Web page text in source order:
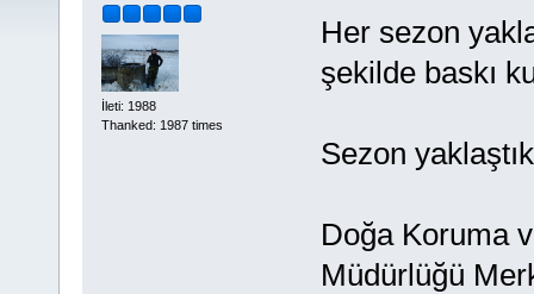
İleti: 1988
Thanked: 1987 times
Her sezon
şekilde baskı
Sezon
Doğa Koruma
Müdürlüğü